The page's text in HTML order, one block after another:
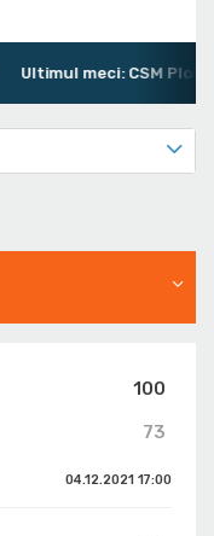
Ultimul meci: CSM Ploiești
100
73
04.12.2021 17:00